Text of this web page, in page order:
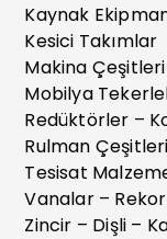
Kaynak
Kesici Takımlar
Makina Çeşitleri
Mobilya
Redüktörler –
Rulman Çeşitleri
Tesisat
Vanalar –
Zincir – Dişli –